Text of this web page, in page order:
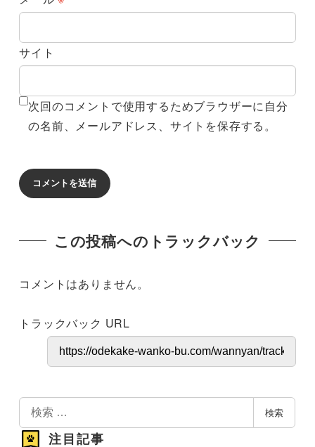
サイト
次回のコメントで使用するためブラウザーに自分
の名前、メールアドレス、サイトを保存する。
この投稿へのトラックバック
コメントはありません。
トラックバック URL
索
検索
注目記事